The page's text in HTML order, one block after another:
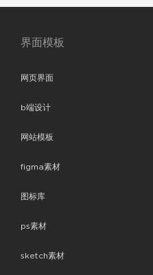
界面模板
网页界面
b端设计
网站模板
figma素材
图标库
ps素材
sketch素材